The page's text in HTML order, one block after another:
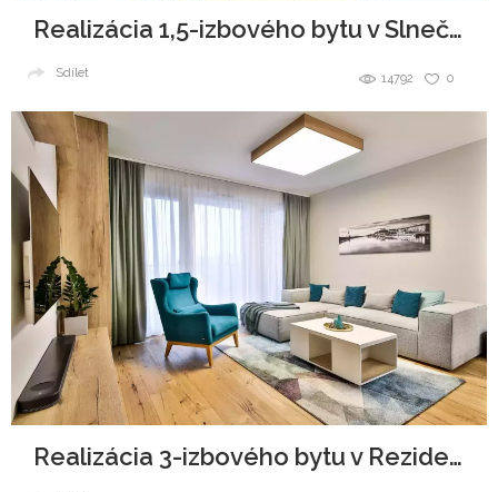
Realizácia 1,5-izbového bytu v Slnečniciach
0
14792
Sdílet
Realizácia 3-izbového bytu v Rezidencie Pri mýte